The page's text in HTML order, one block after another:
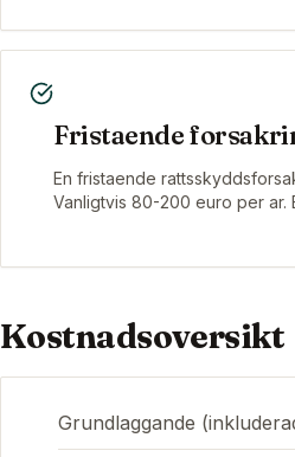
Fristaende
En fristaende
Vanligtvis 80-200 euro per ar.
Kostnadsoversikt
Grundlaggande